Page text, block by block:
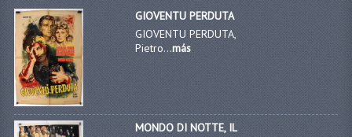
GIOVENTU PERDUTA
GIOVENTU PERDUTA,
Pietro...más
MONDO DI NOTTE, IL